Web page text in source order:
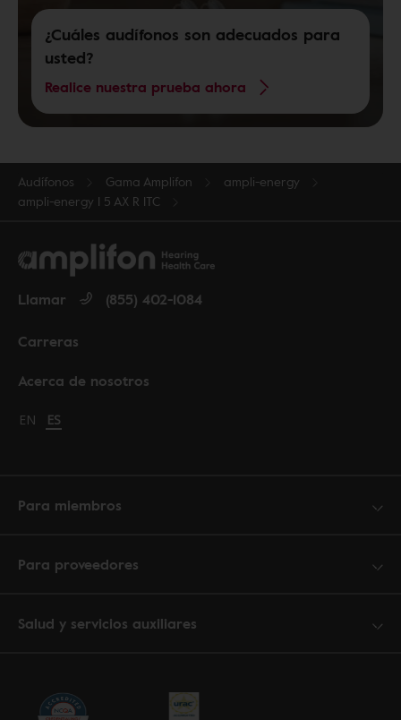
¿Cuáles audífonos son adecuados para
usted?
Realice nuestra prueba ahora
Audífonos Gama Amplifon
ampli-energy
ampli-energy I 5 AX R ITC
Acerca de nosotros
Carreras
Llamar (855) 402-1084
Change language to English
EN Cambiar idioma a español
ES
Para miembros
Para proveedores
Salud y servicios auxiliares